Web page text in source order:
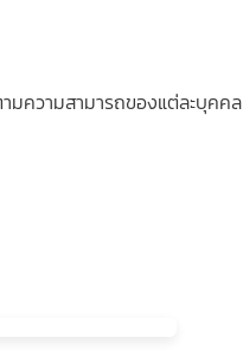
ความสามารถของแต่ละบุคคล